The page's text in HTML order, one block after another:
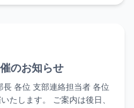
のお知らせ
長 各位 支部連絡担当者 各位
たします。 ご案内は後日、